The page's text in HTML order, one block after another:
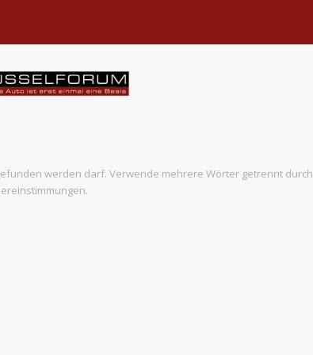
werden darf. Verwende mehrere Wörter getrennt durch